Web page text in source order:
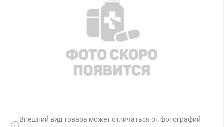
Внешний вид товара может отличаться от фотографий